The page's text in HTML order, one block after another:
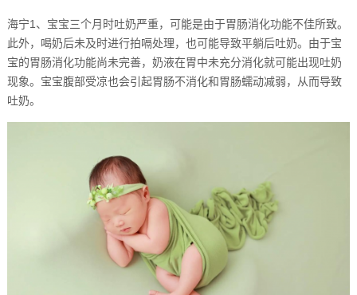
海宁1、宝宝三个月时吐奶严重，可能是由于胃肠消化功能不佳所致。
此外，喝奶后未及时进行拍嗝处理，也可能导致平躺后吐奶。由于宝
宝的胃肠消化功能尚未完善，奶液在胃中未充分消化就可能出现吐奶
现象。宝宝腹部受凉也会引起胃肠不消化和胃肠蠕动减弱，从而导致
吐奶。